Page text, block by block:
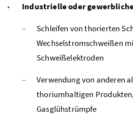
Industrielle oder
Schleifen von thorierten
Wechselstromschweißen
Schweißelektroden
Verwendung von anderen
thoriumhaltigen
Gasglühstrümpfe